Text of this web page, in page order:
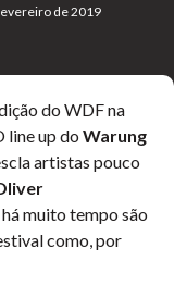
de 2019
do WDF na
line up do Warung
artistas pouco
há muito tempo são
como, por